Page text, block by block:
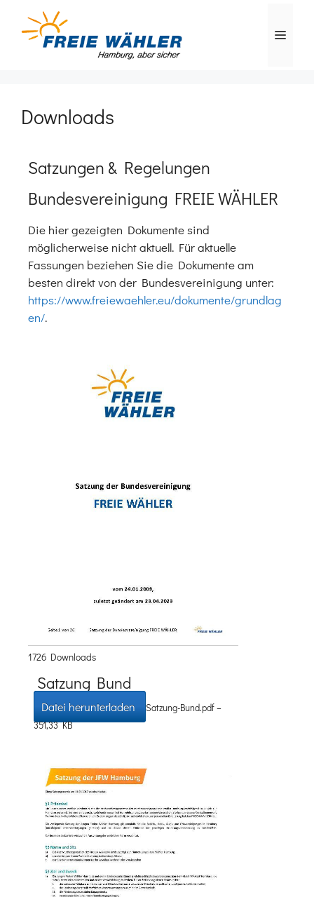
Downloads
Satzungen & Regelungen
Bundesvereinigung FREIE WÄHLER
Die hier gezeigten Dokumente sind
möglicherweise nicht aktuell. Für aktuelle
Fassungen beziehen Sie die Dokumente am
besten direkt von der Bundesvereinigung unter:
https://www.freiewaehler.eu/dokumente/grundlag
en/.
1726 Downloads
Satzung Bund
Datei herunterladen
Satzung-Bund.pdf –
351,33 KB